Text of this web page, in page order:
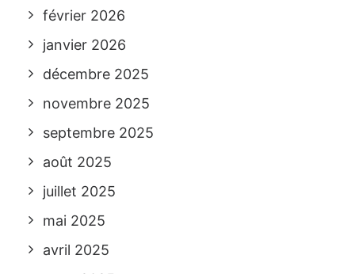
février 2026
janvier 2026
décembre 2025
novembre 2025
septembre 2025
août 2025
juillet 2025
mai 2025
avril 2025